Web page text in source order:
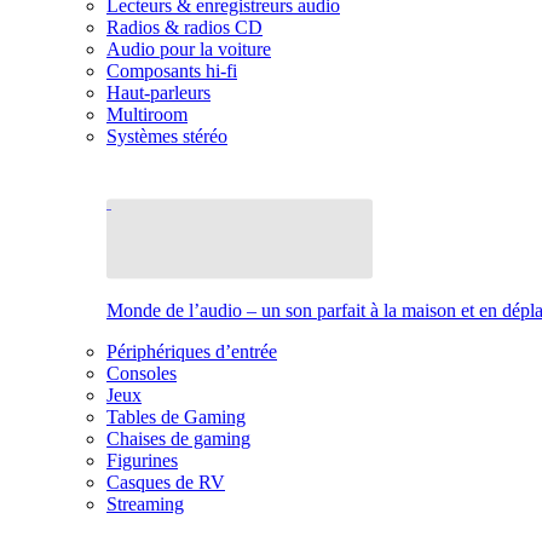
Lecteurs & enregistreurs audio
Radios & radios CD
Audio pour la voiture
Composants hi-fi
Haut-parleurs
Multiroom
Systèmes stéréo
Monde de l’audio – un son parfait à la maison et en
Périphériques d’entrée
Consoles
Jeux
Tables de Gaming
Chaises de gaming
Figurines
Casques de RV
Streaming